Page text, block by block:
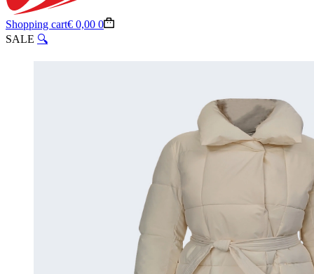
Shopping cart€ 0,00 0
SALE 🔍